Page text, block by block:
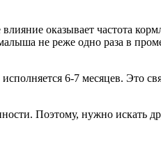
оказывает частота
не реже одно раза в
6-7 месяцев. Это
Поэтому, нужно искать